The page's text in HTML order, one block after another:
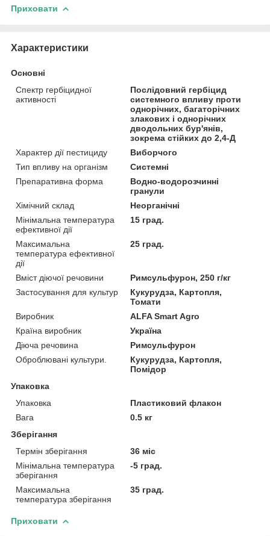
Приховати
Характеристики
Основні
Спектр гербіцидної
активності
Послідовний гербіцид
системного впливу проти
однорічних, багаторічних
злакових і однорічних
дводольних бур'янів,
зокрема стійких до 2,4-Д
Характер дії пестициду
Виборчого
Тип впливу на організм
Системні
Препаративна форма
Водно-водорозчинні
гранули
Хімічний склад
Неорганічні
Мінімальна температура
ефективної дії
15 град.
Максимальна
температура ефективної
дії
25 град.
Вміст діючої речовини
Римсульфурон, 250 г/кг
Застосування для культур
Кукурудза, Картопля,
Томати
Виробник
ALFA Smart Agro
Країна виробник
Україна
Діюча речовина
Римсульфурон
Оброблювані культури.
Кукурудза, Картопля,
Помідор
Упаковка
Упаковка
Пластиковий флакон
Вага
0.5 кг
Зберігання
Термін зберігання
36 міс
Мінімальна температура
зберігання
-5 град.
Максимальна
температура зберігання
35 град.
Приховати